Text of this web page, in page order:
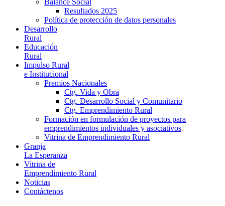
Balance Social
Resultados 2025
Política de protección de datos personales
Desarrollo
Rural
Educación
Rural
Impulso Rural
e Institucional
Premios Nacionales
Ctg. Vida y Obra
Ctg. Desarrollo Social y Comunitario
Ctg. Emprendimiento Rural
Formación en formulación de proyectos para
emprendimientos individuales y asociativos
Vitrina de Emprendimiento Rural
Granja
La Esperanza
Vitrina de
Emprendimiento Rural
Noticias
Contáctenos